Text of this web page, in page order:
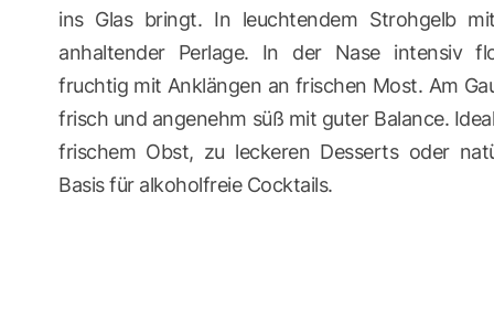
ins Glas bringt. In leuchtendem Strohgelb
anhaltender Perlage. In der Nase intensiv
fruchtig mit Anklängen an frischen Most. Am
frisch und angenehm süß mit guter Balance.
frischem Obst, zu leckeren Desserts oder
Basis für alkoholfreie Cocktails.